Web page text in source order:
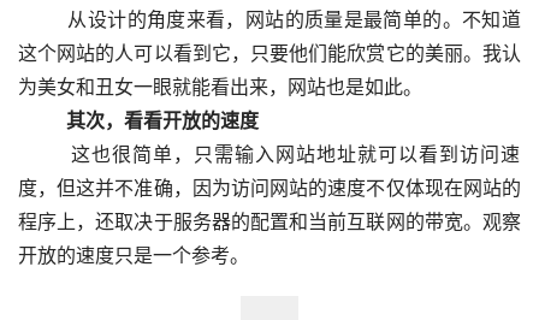
这个网站的人可以看到它，只要他们能欣赏它的美丽。我认
为美女和丑女一眼就能看出来，网站也是如此。
其次，看看开放的速度
度，但这并不准确，因为访问网站的速度不仅体现在网站的
程序上，还取决于服务器的配置和当前互联网的带宽。观察
开放的速度只是一个参考。